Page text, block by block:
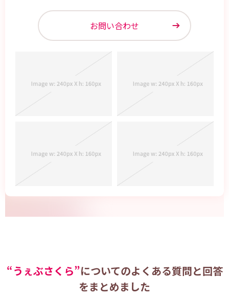
お問い合わせ
“うぇぶさくら”についてのよくある質問と回答
をまとめました